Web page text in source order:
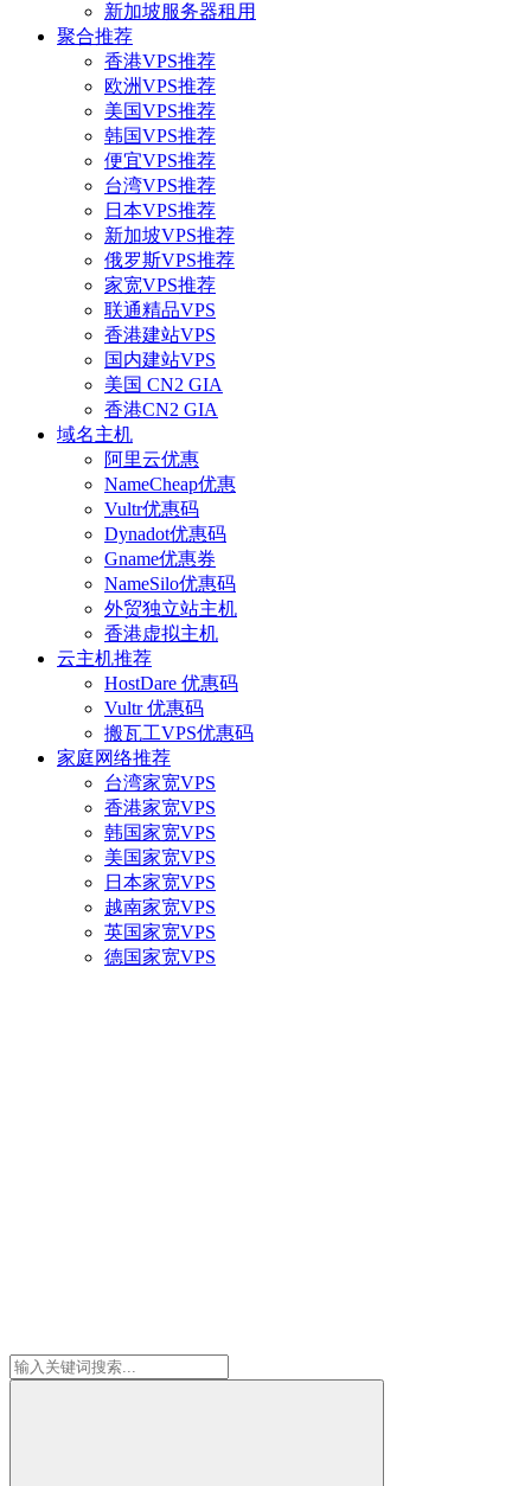
新加坡服务器租用
聚合推荐
香港VPS推荐
欧洲VPS推荐
美国VPS推荐
韩国VPS推荐
便宜VPS推荐
台湾VPS推荐
日本VPS推荐
新加坡VPS推荐
俄罗斯VPS推荐
家宽VPS推荐
联通精品VPS
香港建站VPS
国内建站VPS
美国 CN2 GIA
香港CN2 GIA
域名主机
阿里云优惠
NameCheap优惠
Vultr优惠码
Dynadot优惠码
Gname优惠券
NameSilo优惠码
外贸独立站主机
香港虚拟主机
云主机推荐
HostDare 优惠码
Vultr 优惠码
搬瓦工VPS优惠码
家庭网络推荐
台湾家宽VPS
香港家宽VPS
韩国家宽VPS
美国家宽VPS
日本家宽VPS
越南家宽VPS
英国家宽VPS
德国家宽VPS